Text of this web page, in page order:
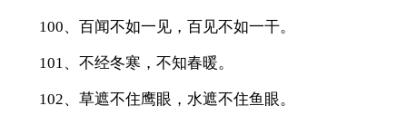
100、百闻不如一见，百见不如一干。
101、不经冬寒，不知春暖。
102、草遮不住鹰眼，水遮不住鱼眼。